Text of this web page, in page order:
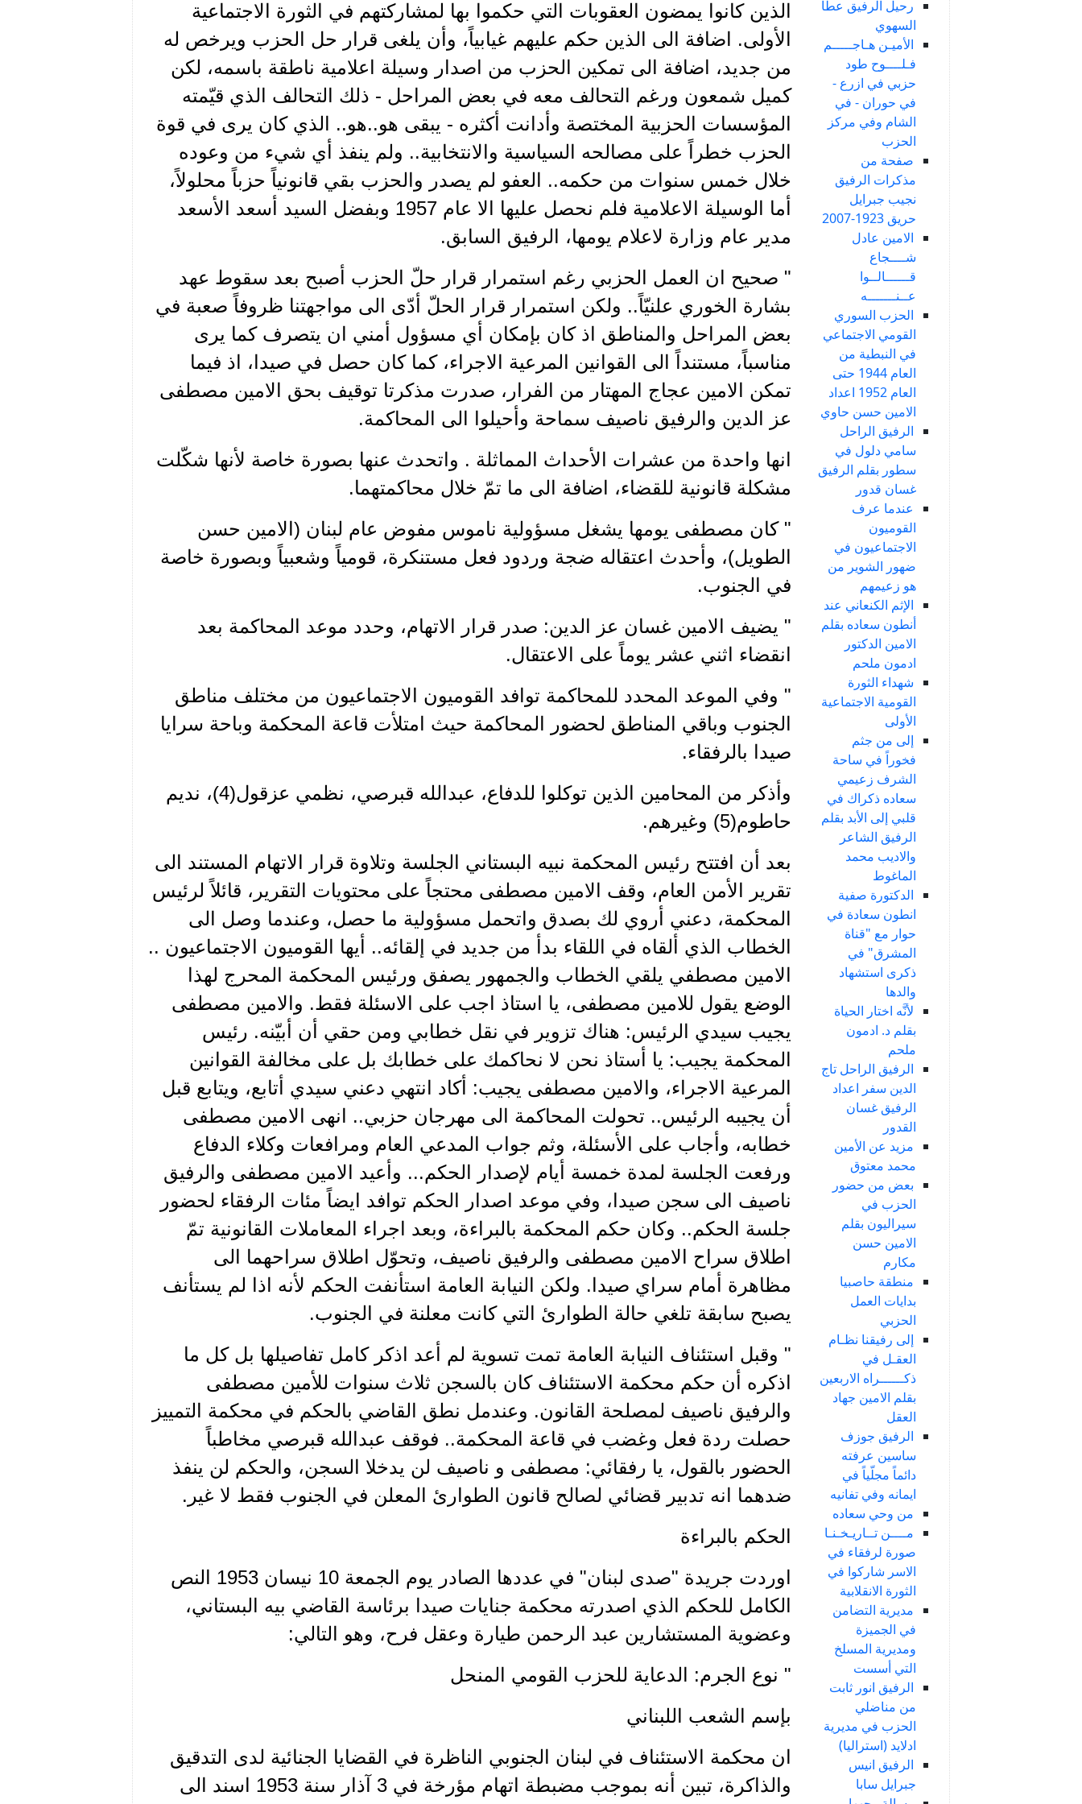
رحيل الرفيق عطا
السهوي
الأميـن هـاجـــــم
فـلــــوح طود
حزبي في ازرع -
في حوران - في
الشام وفي مركز
الحزب
صفحة من
مذكرات الرفيق
نجيب جبرايل
حريق 1923-2007
الامين عادل
شــــجاع
قــــــالــوا
عــنـــــــه
الحزب السوري
القومي الاجتماعي
في النبطية من
العام 1944 حتى
العام 1952 اعداد
الامين حسن حاوي
الرفيق الراحل
سامي دلول في
سطور بقلم الرفيق
غسان قدور
عندما عرف
القوميون
الاجتماعيون في
ضهور الشوير من
هو زعيمهم
الإثم الكنعاني عند
أنطون سعاده بقلم
الامين الدكتور
ادمون ملحم
شهداء الثورة
القومية الاجتماعية
الأولى
إلى من جثم
فخوراً في ساحة
الشرف زعيمي
سعاده ذكراك في
قلبي إلى الأبد بقلم
الرفيق الشاعر
والاديب محمد
الماغوط
الدكتورة صفية
انطون سعادة في
حوار مع "قناة
المشرق" في
ذكرى استشهاد
والدها
لأنَّه اختار الحياة
بقلم د. ادمون
ملحم
الرفيق الراحل تاج
الدين سفر اعداد
الرفيق غسان
القدور
مزيد عن الأمين
محمد معتوق
بعض من حضور
الحزب في
سيراليون بقلم
الامين حسن
مكارم
منطقة حاصبيا
بدايات العمل
الحزبي
إلى رفيقنا نظـام
العقـل في
ذكــــــراه الاربعين
بقلم الامين جهاد
العقل
الرفيق جوزف
ساسين عرفته
دائماً مجلّياً في
ايمانه وفي تفانيه
من وحي سعاده
مــــن تــاريـخـنـا
صورة لرفقاء في
الاسر شاركوا في
الثورة الانقلابية
مديرية التضامن
في الجميزة
ومديرية المسلخ
التي أسست
الرفيق انور ثابت
من مناضلي
الحزب في مديرية
ادلايد (استراليا)
الرفيق انيس
جبرايل سابا
الذين كانوا يمضون العقوبات التي حكموا بها لمشاركتهم في الثورة الاجتماعية
الأولى. اضافة الى الذين حكم عليهم غيابياً، وأن يلغى قرار حل الحزب ويرخص له
من جديد، اضافة الى تمكين الحزب من اصدار وسيلة اعلامية ناطقة باسمه، لكن
كميل شمعون ورغم التحالف معه في بعض المراحل - ذلك التحالف الذي قيّمته
المؤسسات الحزبية المختصة وأدانت أكثره - يبقى هو..هو.. الذي كان يرى في قوة
الحزب خطراً على مصالحه السياسية والانتخابية.. ولم ينفذ أي شيء من وعوده
خلال خمس سنوات من حكمه.. العفو لم يصدر والحزب بقي قانونياً حزباً محلولاً،
أما الوسيلة الاعلامية فلم نحصل عليها الا عام 1957 وبفضل السيد أسعد الأسعد
مدير عام وزارة لاعلام يومها، الرفيق السابق.
" صحيح ان العمل الحزبي رغم استمرار قرار حلّ الحزب أصبح بعد سقوط عهد
بشارة الخوري علنيّاً.. ولكن استمرار قرار الحلّ أدّى الى مواجهتنا ظروفاً صعبة في
بعض المراحل والمناطق اذ كان بإمكان أي مسؤول أمني ان يتصرف كما يرى
مناسباً، مستنداً الى القوانين المرعية الاجراء، كما كان حصل في صيدا، اذ فيما
تمكن الامين عجاج المهتار من الفرار، صدرت مذكرتا توقيف بحق الامين مصطفى
عز الدين والرفيق ناصيف سماحة وأحيلوا الى المحاكمة.
انها واحدة من عشرات الأحداث المماثلة . واتحدث عنها بصورة خاصة لأنها شكّلت
مشكلة قانونية للقضاء، اضافة الى ما تمّ خلال محاكمتهما.
" كان مصطفى يومها يشغل مسؤولية ناموس مفوض عام لبنان (الامين حسن
الطويل)، وأحدث اعتقاله ضجة وردود فعل مستنكرة، قومياً وشعبياً وبصورة خاصة
في الجنوب.
" يضيف الامين غسان عز الدين: صدر قرار الاتهام، وحدد موعد المحاكمة بعد
انقضاء اثني عشر يوماً على الاعتقال.
" وفي الموعد المحدد للمحاكمة توافد القوميون الاجتماعيون من مختلف مناطق
الجنوب وباقي المناطق لحضور المحاكمة حيث امتلأت قاعة المحكمة وباحة سرايا
صيدا بالرفقاء.
وأذكر من المحامين الذين توكلوا للدفاع، عبدالله قبرصي، نظمي عزقول(4)، نديم
حاطوم(5) وغيرهم.
بعد أن افتتح رئيس المحكمة نبيه البستاني الجلسة وتلاوة قرار الاتهام المستند الى
تقرير الأمن العام، وقف الامين مصطفى محتجاً على محتويات التقرير، قائلاً لرئيس
المحكمة، دعني أروي لك بصدق واتحمل مسؤولية ما حصل، وعندما وصل الى
الخطاب الذي ألقاه في اللقاء بدأ من جديد في إلقائه.. أيها القوميون الاجتماعيون ..
الامين مصطفي يلقي الخطاب والجمهور يصفق ورئيس المحكمة المحرج لهذا
الوضع يقول للامين مصطفى، يا استاذ اجب على الاسئلة فقط. والامين مصطفى
يجيب سيدي الرئيس: هناك تزوير في نقل خطابي ومن حقي أن أبيّنه. رئيس
المحكمة يجيب: يا أستاذ نحن لا نحاكمك على خطابك بل على مخالفة القوانين
المرعية الاجراء، والامين مصطفى يجيب: أكاد انتهي دعني سيدي أتابع، ويتابع قبل
أن يجيبه الرئيس.. تحولت المحاكمة الى مهرجان حزبي.. انهى الامين مصطفى
خطابه، وأجاب على الأسئلة، وثم جواب المدعي العام ومرافعات وكلاء الدفاع
ورفعت الجلسة لمدة خمسة أيام لإصدار الحكم... وأعيد الامين مصطفى والرفيق
ناصيف الى سجن صيدا، وفي موعد اصدار الحكم توافد ايضاً مئات الرفقاء لحضور
جلسة الحكم.. وكان حكم المحكمة بالبراءة، وبعد اجراء المعاملات القانونية تمّ
اطلاق سراح الامين مصطفى والرفيق ناصيف، وتحوّل اطلاق سراحهما الى
مظاهرة أمام سراي صيدا. ولكن النيابة العامة استأنفت الحكم لأنه اذا لم يستأنف
يصبح سابقة تلغي حالة الطوارئ التي كانت معلنة في الجنوب.
" وقبل استئناف النيابة العامة تمت تسوية لم أعد اذكر كامل تفاصيلها بل كل ما
اذكره أن حكم محكمة الاستئناف كان بالسجن ثلاث سنوات للأمين مصطفى
والرفيق ناصيف لمصلحة القانون. وعندمل نطق القاضي بالحكم في محكمة التمييز
حصلت ردة فعل وغضب في قاعة المحكمة.. فوقف عبدالله قبرصي مخاطباً
الحضور بالقول، يا رفقائي: مصطفى و ناصيف لن يدخلا السجن، والحكم لن ينفذ
ضدهما انه تدبير قضائي لصالح قانون الطوارئ المعلن في الجنوب فقط لا غير.
الحكم بالبراءة
اوردت جريدة "صدى لبنان" في عددها الصادر يوم الجمعة 10 نيسان 1953 النص
الكامل للحكم الذي اصدرته محكمة جنايات صيدا برئاسة القاضي بيه البستاني،
وعضوية المستشارين عبد الرحمن طيارة وعقل فرح، وهو التالي:
" نوع الجرم: الدعاية للحزب القومي المنحل
بإسم الشعب اللبناني
ان محكمة الاستئناف في لبنان الجنوبي الناظرة في القضايا الجنائية لدى التدقيق
والذاكرة، تبين أنه بموجب مضبطة اتهام مؤرخة في 3 آذار سنة 1953 اسند الى